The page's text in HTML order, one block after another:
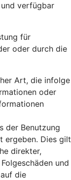
verfügbar
für
oder durch die
Art, die infolge
oder
der Benutzung
ergeben. Dies gilt
direkter,
und
die